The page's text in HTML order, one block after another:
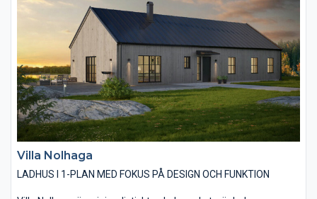
Villa Nolhaga
LADHUS I 1-PLAN MED FOKUS PÅ DESIGN OCH FUNKTION